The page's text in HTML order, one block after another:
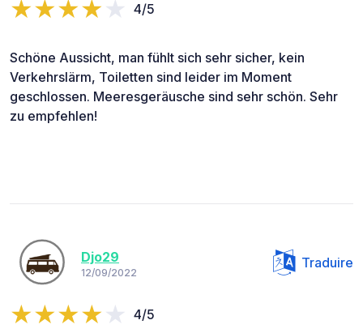
4/5
Schöne Aussicht, man fühlt sich sehr sicher, kein
Verkehrslärm, Toiletten sind leider im Moment
geschlossen. Meeresgeräusche sind sehr schön. Sehr
zu empfehlen!
Djo29
12/09/2022
Traduire
4/5